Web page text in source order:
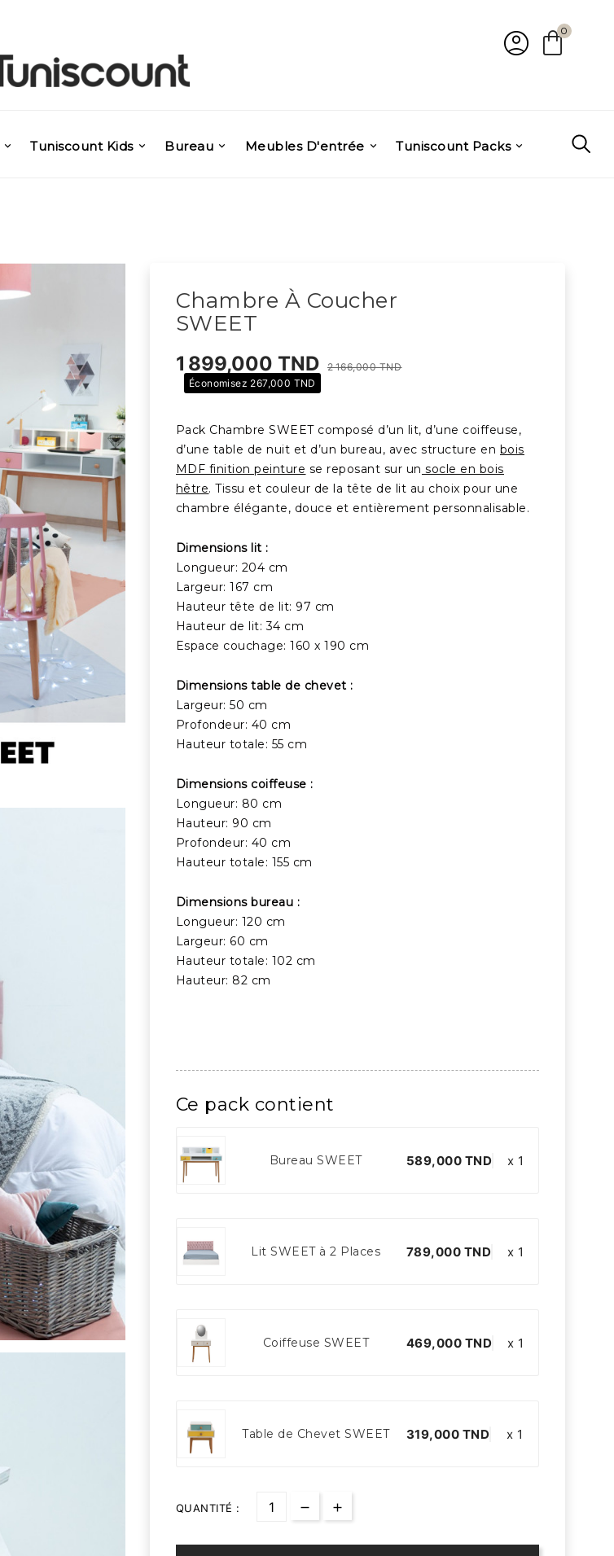
account_circle shopping_bag
0
Tuniscount Kids Bureau Meubles D'entrée Tuniscount Packs
Chambre À Coucher
SWEET
1 899,000 TND
2 166,000 TND
Économisez 267,000 TND
Pack Chambre SWEET composé d’un lit, d’une coiffeuse,
d’une table de nuit et d’un bureau, avec structure en bois
MDF finition peinture se reposant sur un socle en bois
hêtre. Tissu et couleur de la tête de lit au choix pour une
chambre élégante, douce et entièrement personnalisable.
Dimensions lit :
Longueur: 204 cm
Largeur: 167 cm
Hauteur tête de lit: 97 cm
Hauteur de lit: 34 cm
Espace couchage: 160 x 190 cm
Dimensions table de chevet :
Largeur: 50 cm
Profondeur: 40 cm
Hauteur totale: 55 cm
Dimensions coiffeuse :
Longueur: 80 cm
Hauteur: 90 cm
Profondeur: 40 cm
Hauteur totale: 155 cm
Dimensions bureau :
Longueur: 120 cm
Largeur: 60 cm
Hauteur totale: 102 cm
Hauteur: 82 cm
Ce pack contient
Bureau SWEET 589,000 TND x 1
Lit SWEET à 2 Places 789,000 TND x 1
Coiffeuse SWEET 469,000 TND x 1
Table de Chevet SWEET 319,000 TND x 1
QUANTITÉ :